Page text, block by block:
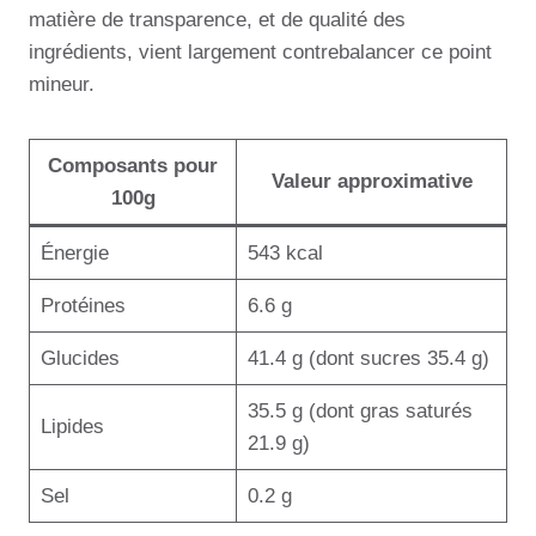
matière de transparence, et de qualité des
ingrédients, vient largement contrebalancer ce point
mineur.
Composants pour
100g
Valeur approximative
Énergie 543 kcal
Protéines 6.6 g
Glucides 41.4 g (dont sucres 35.4 g)
Lipides
35.5 g (dont gras saturés
21.9 g)
Sel 0.2 g